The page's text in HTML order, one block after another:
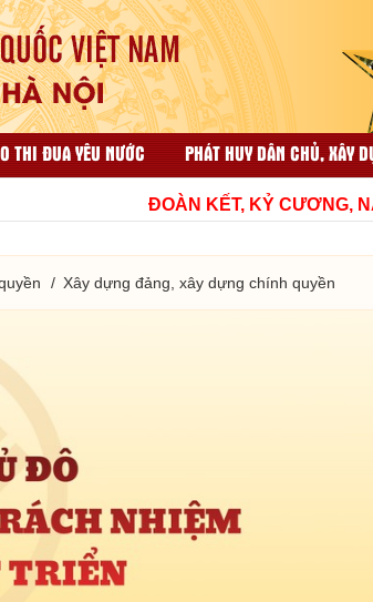
THI ĐUA YÊU NƯỚC
PHÁT HUY DÂN CHỦ, XÂY
TÁC TỔ CHỨC VÀ THI ĐUA KHEN THƯỞNG TIN
ĐOÀN KẾT, KỶ CƯƠNG,
Xây dựng đảng, xây dựng chính quyền